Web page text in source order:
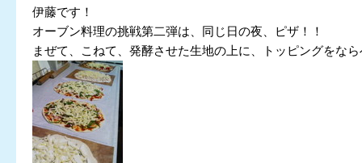
伊藤です！
オーブン料理の挑戦第二弾は、同じ日の夜、ピザ！！
まぜて、こねて、発酵させた生地の上に、トッピングをな